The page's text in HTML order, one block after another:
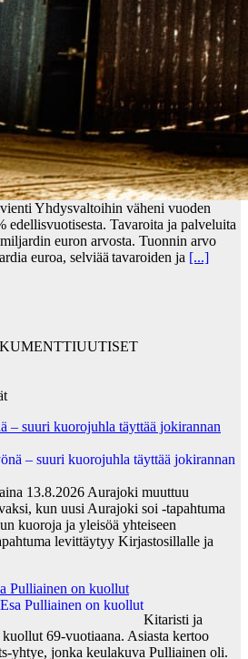
Yhdysvaltoihin väheni vuoden
edellisvuotisesta. Tavaroita ja palveluita
euron arvosta. Tuonnin arvo
euroa, selviää tavaroiden ja [...]
– suuri kuorojuhla täyttää jokirannan
13.8.2026 Aurajoki muuttuu
kun uusi Aurajoki soi -tapahtuma
kuoroja ja yleisöä yhteiseen
levittäytyy Kirjastosillalle ja
Pulliainen on kuollut
Kitaristi ja
69-vuotiaana. Asiasta kertoo
yhtye, jonka keulakuva Pulliainen oli.